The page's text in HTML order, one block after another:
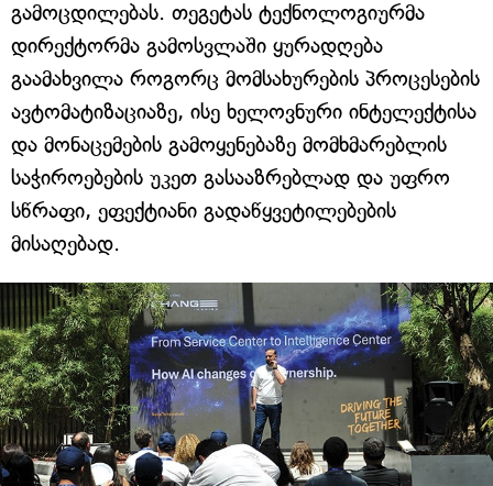
გამოცდილებას. თეგეტას ტექნოლოგიურმა
დირექტორმა გამოსვლაში ყურადღება
გაამახვილა როგორც მომსახურების პროცესების
ავტომატიზაციაზე, ისე ხელოვნური ინტელექტისა
და მონაცემების გამოყენებაზე მომხმარებლის
საჭიროებების უკეთ გასააზრებლად და უფრო
სწრაფი, ეფექტიანი გადაწყვეტილებების
მისაღებად.